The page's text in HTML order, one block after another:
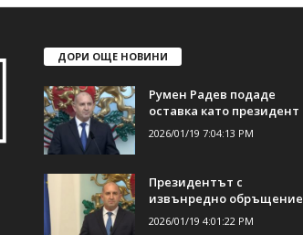
ДОРИ ОЩЕ НОВИНИ
Румен Радев подаде
оставка като президент
2026/01/19 7:04:13 PM
Президентът с
извънредно обръщение
2026/01/19 4:01:22 PM